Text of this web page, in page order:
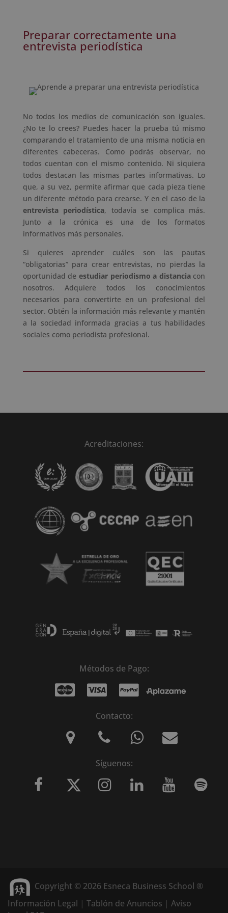
Preparar correctamente una
entrevista periodística
No todos los medios de comunicación son iguales.
¿No te lo crees? Puedes hacer la prueba tú mismo
comparando el tratamiento de una misma noticia en
diferentes cabeceras. Como podrás observar, no
todos cuentan con el mismo contenido. Ni siquiera
todos destacan las mismas partes informativas. Lo
que, a su vez, permite afirmar que cada pieza tiene
un diferente método para crearse. Y en el caso de la
entrevista periodística, todavía se complica más.
Junto a la crónica es una de los formatos
informativos más personales.
Si quieres aprender cuáles son las pautas
“obligatorias” para crear entrevistas, no pierdas la
oportunidad de estudiar periodismo a distanciacon
nosotros. Adquiere todos los conocimientos
necesarios para convertirte en un profesional del
sector. Obtén la información más relevante y mantén
a la sociedad informada gracias a tus habilidades
sociales como periodista profesional.
Acreditaciones:
Métodos de Pago:
Contacto:
Síguenos:
Copyright © 2026 Esneca Business School ®
Información Legal | Tablón de Anuncios | Aviso